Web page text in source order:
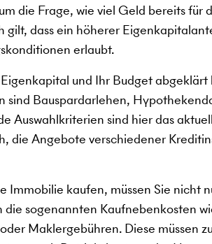
die Frage, wie viel Geld bereits
gilt, dass ein höherer
erlaubt.
und Ihr Budget
sind Bauspardarlehen,
Auswahlkriterien sind hier das
die Angebote verschiedener
Immobilie kaufen, müssen Sie nicht
die sogenannten Kaufnebenkosten
Maklergebühren. Diese müssen